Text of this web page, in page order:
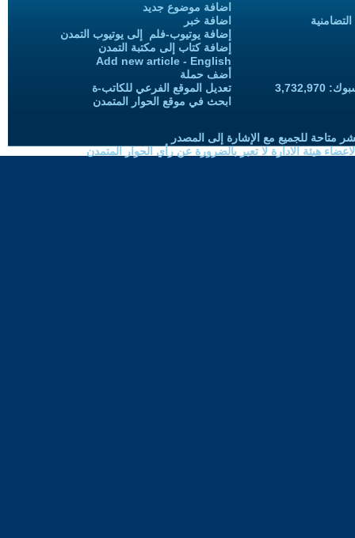
اضافة موضوع جديد
اضافة خبر
إضافة يوتيوب-فلم إلى يوتيوب التمدن
إضافة كتاب إلى مكتبة التمدن
Add new article - English
أضف حملة
تعديل الموقع الفرعي للكاتب-ة
ابحث في موقع الحوار المتمدن
متاحة للجميع مع الإشارة إلى المصدر
هيئة الادارة لا تعبر بالضرورة عن رأي الحوار المتمدن